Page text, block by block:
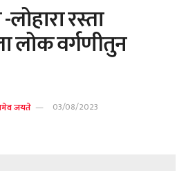
रस्ता
लोक वर्गणीतुन
जयते
03/08/2023